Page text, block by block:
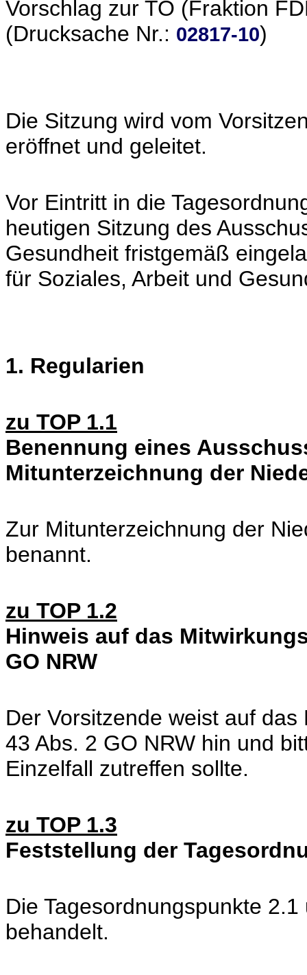
Vorschlag zur TO (Fraktion
(Drucksache Nr.: 02817-10)
Die Sitzung wird vom
eröffnet und geleitet.
Vor Eintritt in die
heutigen Sitzung des
Gesundheit fristgemäß
für Soziales, Arbeit und
1. Regularien
zu TOP 1.1
Benennung eines
Mitunterzeichnung der
Zur Mitunterzeichnung der
benannt.
zu TOP 1.2
Hinweis auf das
GO NRW
Der Vorsitzende weist auf
43 Abs. 2 GO NRW hin und
Einzelfall zutreffen sollte.
zu TOP 1.3
Feststellung der
Die Tagesordnungspunkte
behandelt.